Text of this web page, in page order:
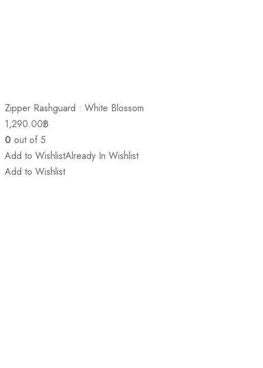
Zipper Rashguard : White Blossom
1,290.00฿
0 out of 5
Add to WishlistAlready In Wishlist
Add to Wishlist